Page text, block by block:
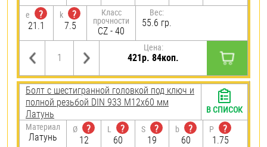
e
?
21.1
k
?
7.5
Класс
прочности
CZ - 40
Вес:
55.6 гр.
Цена:
421р. 84коп.
Болт с шестигранной головкой под ключ и
полной резьбой DIN 933 М12х60 мм
Латунь
Материал
Латунь
Ø
?
12
L
?
60
S
?
19
b
?
60
P
?
1.75
В СПИСОК